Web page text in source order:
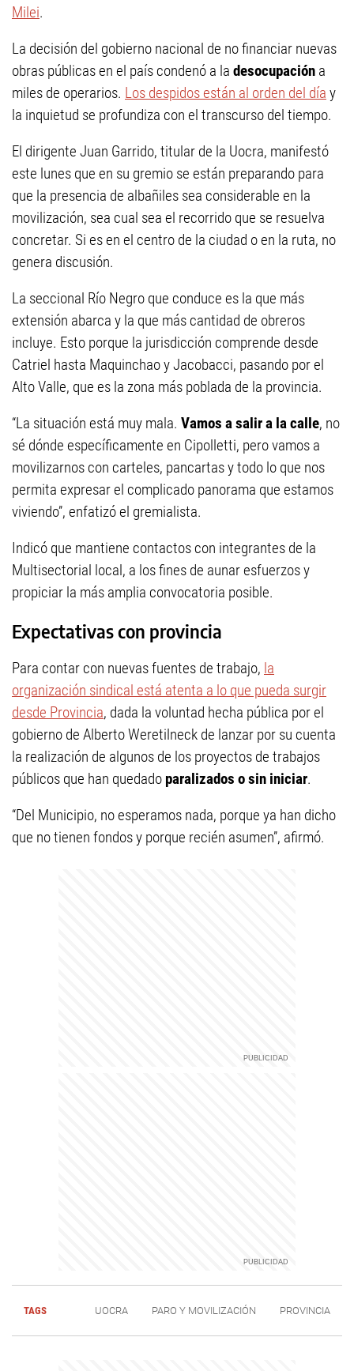
Milei.
La decisión del gobierno nacional de no financiar nuevas
obras públicas en el país condenó a la desocupación a
miles de operarios. Los despidos están al orden del día y
la inquietud se profundiza con el transcurso del tiempo.
El dirigente Juan Garrido, titular de la Uocra, manifestó
este lunes que en su gremio se están preparando para
que la presencia de albañiles sea considerable en la
movilización, sea cual sea el recorrido que se resuelva
concretar. Si es en el centro de la ciudad o en la ruta, no
genera discusión.
La seccional Río Negro que conduce es la que más
extensión abarca y la que más cantidad de obreros
incluye. Esto porque la jurisdicción comprende desde
Catriel hasta Maquinchao y Jacobacci, pasando por el
Alto Valle, que es la zona más poblada de la provincia.
“La situación está muy mala. Vamos a salir a la calle, no
sé dónde específicamente en Cipolletti, pero vamos a
movilizarnos con carteles, pancartas y todo lo que nos
permita expresar el complicado panorama que estamos
viviendo”, enfatizó el gremialista.
Indicó que mantiene contactos con integrantes de la
Multisectorial local, a los fines de aunar esfuerzos y
propiciar la más amplia convocatoria posible.
Expectativas con provincia
Para contar con nuevas fuentes de trabajo, la
organización sindical está atenta a lo que pueda surgir
desde Provincia, dada la voluntad hecha pública por el
gobierno de Alberto Weretilneck de lanzar por su cuenta
la realización de algunos de los proyectos de trabajos
públicos que han quedado paralizados o sin iniciar.
“Del Municipio, no esperamos nada, porque ya han dicho
que no tienen fondos y porque recién asumen”, afirmó.
TAGS UOCRA PARO Y MOVILIZACIÓN PROVINCIA